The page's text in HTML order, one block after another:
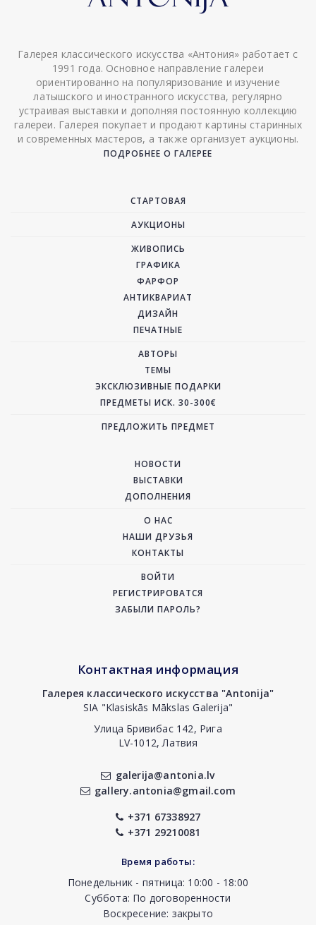
Галерея классического искусства «Антония» работает с
1991 года. Основное направление галереи
ориентированно на популяризование и изучение
латышского и иностранного искусства, регулярно
устраивая выставки и дополняя постоянную коллекцию
галереи. Галерея покупает и продают картины старинных
и современных мастеров, а также организует аукционы.
ПОДРОБНЕЕ О ГАЛЕРЕЕ
СТАРТОВАЯ
АУКЦИОНЫ
ЖИВОПИСЬ
ГРАФИКА
ФАРФОР
АНТИКВАРИАТ
ДИЗАЙН
ПЕЧАТНЫЕ
АВТОРЫ
ТЕМЫ
ЭКСКЛЮЗИВНЫЕ ПОДАРКИ
ПРЕДМЕТЫ ИСК. 30-300€
ПРЕДЛОЖИТЬ ПРЕДМЕТ
НОВОСТИ
ВЫСТАВКИ
ДОПОЛНЕНИЯ
О НАС
НАШИ ДРУЗЬЯ
КОНТАКТЫ
ВОЙТИ
РЕГИСТРИРОВАТСЯ
ЗАБЫЛИ ПАРОЛЬ?
Контактная информация
Галерея классического искусства "Antonija"
SIA "Klasiskās Mākslas Galerija"
Улица Бривибас 142, Рига
LV-1012, Латвия
galerija@antonia.lv
gallery.antonia@gmail.com
+371 67338927
+371 29210081
Время работы:
Понедельник - пятница: 10:00 - 18:00
Суббота: По договоренности
Воскресение: закрыто